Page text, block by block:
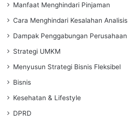
Manfaat Menghindari Pinjaman
Cara Menghindari Kesalahan Analisis
Dampak Penggabungan Perusahaan
Strategi UMKM
Menyusun Strategi Bisnis Fleksibel
Bisnis
Kesehatan & Lifestyle
DPRD